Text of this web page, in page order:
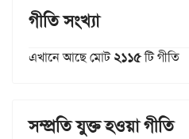
গীতি সংখ্যা
এখানে আছে মোট২১১৫টি গীতি
সম্প্রতি যুক্ত হওয়া গীতি